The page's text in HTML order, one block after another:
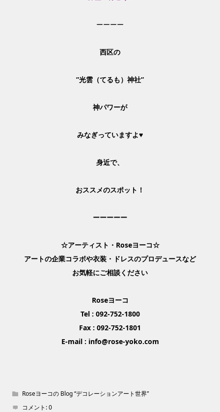
ーーーー
西区の
”光雲（てるも）神社”
神パワーが
みなぎっていますよ♥
身近で、
おススメのスポット！
ーーーーー
☆アーティスト・Roseヨーコ☆
アートの企業コラボや衣装・ドレスのプロデュースなど
お気軽にご相談ください
Roseヨーコ
Tel : 092-752-1800
Fax : 092-752-1801
E-mail : info@rose-yoko.com
Roseヨーコの Blog “デコレーションアート世界”
コメント:0